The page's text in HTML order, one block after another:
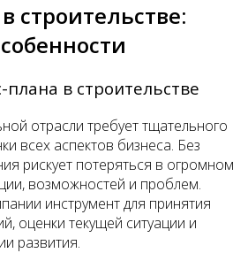
строительстве:
в строительстве
отрасли требует тщательного
всех аспектов бизнеса. Без
рискует потеряться в огромном
возможностей и проблем.
инструмент для принятия
оценки текущей ситуации и
развития.